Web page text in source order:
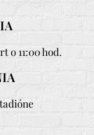
o 11:00 hod.